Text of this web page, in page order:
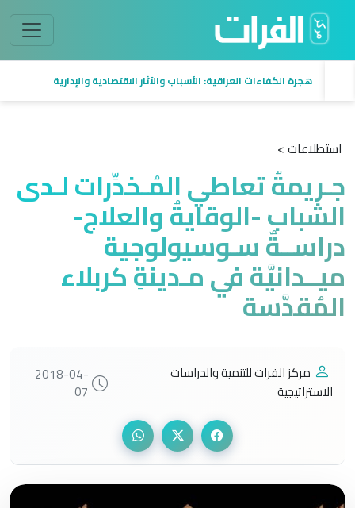
هجرة الكفاءات العراقية: الأسباب والآثار الاقتصادية والإدارية
استطلاعات >
جـريمةُ تعاطي المُـخدِّرات لـدى
الشباب -الوقايةُ والعلاج-
دراســةٌ سـوسيولوجية
ميــدانيَّة في مـدينةِ كربلاء
المُقدَّسة
مركز الفرات للتنمية والدراسات
الاستراتيجية
2018-04-
07